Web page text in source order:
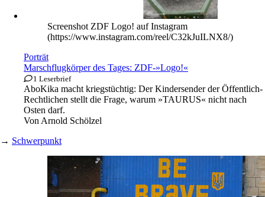
Screenshot ZDF Logo! auf Instagram
(https://www.instagram.com/reel/C32kJuILNX8/)
Porträt
Marschflugkörper des Tages: ZDF-»Logo!«
1 Leserbrief
AboKika macht kriegstüchtig: Der Kindersender der Öffentlich-
Rechtlichen stellt die Frage, warum »TAURUS« nicht nach
Osten darf.
Von Arnold Schölzel
→ Schwerpunkt